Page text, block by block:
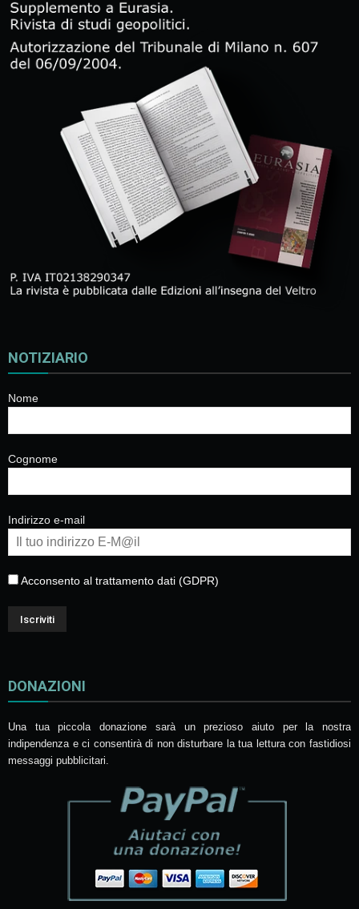
NOTIZIARIO
Nome
Cognome
Indirizzo e-mail
Acconsento al trattamento dati (GDPR)
DONAZIONI
Una tua piccola donazione sarà un prezioso aiuto per la nostra
indipendenza e ci consentirà di non disturbare la tua lettura con fastidiosi
messaggi pubblicitari.